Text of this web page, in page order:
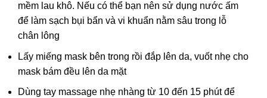
mềm lau khô. Nếu có thể bạn nên sử dụng nước ấm
để làm sạch bụi bẩn và vi khuẩn nằm sâu trong lỗ
chân lông
Lấy miếng mask bên trong rồi đắp lên da, vuốt nhẹ cho
mask bám đều lên da mặt
Dùng tay massage nhẹ nhàng từ 10 đến 15 phút để